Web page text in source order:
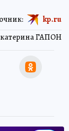
ГАПОН
kp.ru